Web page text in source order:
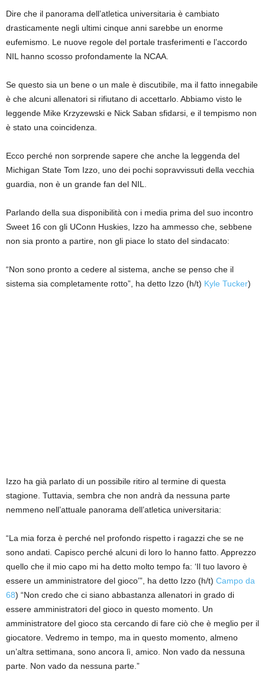
Dire che il panorama dell’atletica universitaria è cambiato
drasticamente negli ultimi cinque anni sarebbe un enorme
eufemismo. Le nuove regole del portale trasferimenti e l’accordo
NIL hanno scosso profondamente la NCAA.
Se questo sia un bene o un male è discutibile, ma il fatto innegabile
è che alcuni allenatori si rifiutano di accettarlo. Abbiamo visto le
leggende Mike Krzyzewski e Nick Saban sfidarsi, e il tempismo non
è stato una coincidenza.
Ecco perché non sorprende sapere che anche la leggenda del
Michigan State Tom Izzo, uno dei pochi sopravvissuti della vecchia
guardia, non è un grande fan del NIL.
Parlando della sua disponibilità con i media prima del suo incontro
Sweet 16 con gli UConn Huskies, Izzo ha ammesso che, sebbene
non sia pronto a partire, non gli piace lo stato del sindacato:
“Non sono pronto a cedere al sistema, anche se penso che il
sistema sia completamente rotto”, ha detto Izzo (h/t) Kyle Tucker)
Izzo ha già parlato di un possibile ritiro al termine di questa
stagione. Tuttavia, sembra che non andrà da nessuna parte
nemmeno nell’attuale panorama dell’atletica universitaria:
“La mia forza è perché nel profondo rispetto i ragazzi che se ne
sono andati. Capisco perché alcuni di loro lo hanno fatto. Apprezzo
quello che il mio capo mi ha detto molto tempo fa: ‘Il tuo lavoro è
essere un amministratore del gioco’”, ha detto Izzo (h/t) Campo da
68) “Non credo che ci siano abbastanza allenatori in grado di
essere amministratori del gioco in questo momento. Un
amministratore del gioco sta cercando di fare ciò che è meglio per il
giocatore. Vedremo in tempo, ma in questo momento, almeno
un’altra settimana, sono ancora lì, amico. Non vado da nessuna
parte. Non vado da nessuna parte.”